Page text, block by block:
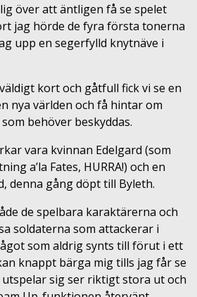
över att äntligen få se spelet
jag hörde de fyra första tonerna
upp en segerfylld knytnäve i
kort och gåtfull fick vi se en
nya världen och få hintar om
behöver beskyddas.
vara kvinnan Edelgard (som
a’la Fates, HURRA!) och en
denna gång döpt till Byleth.
de spelbara karaktärerna och
soldaterna som attackerar i
som aldrig synts till förut i ett
knappt bärga mig tills jag får se
sig ser riktigt stora ut och